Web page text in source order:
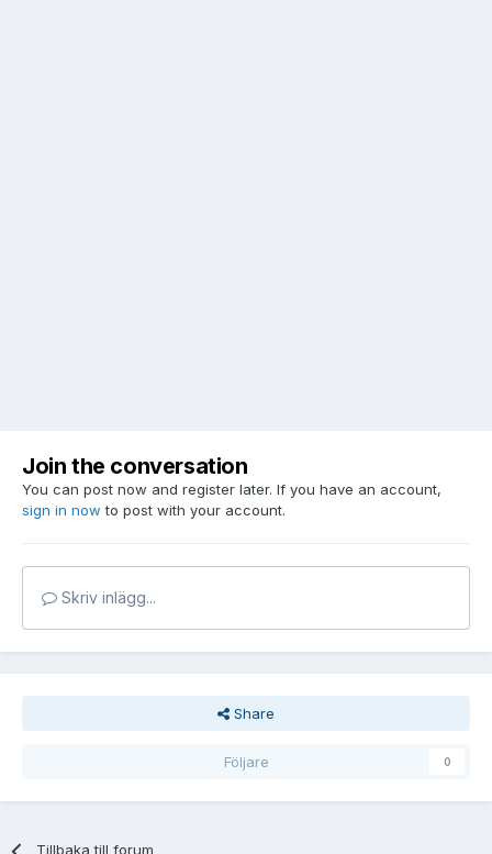
Join the conversation
You can post now and register later. If you have an account,
sign in now to post with your account.
Skriv inlägg...
Share
Följare 0
Tillbaka till forum